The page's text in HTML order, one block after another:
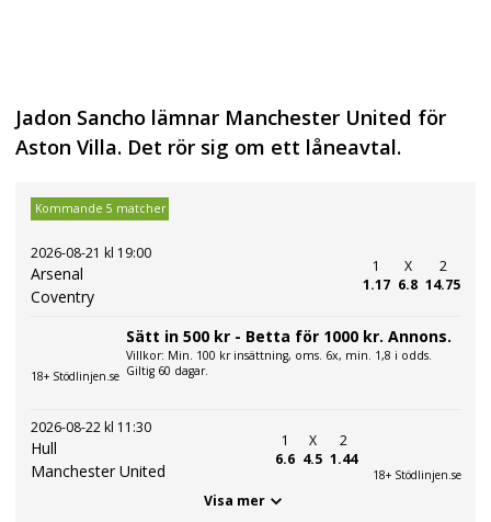
Jadon Sancho lämnar Manchester United för
Aston Villa. Det rör sig om ett låneavtal.
Kommande 5 matcher
2026-08-21 kl 19:00
Arsenal
Coventry
1
1.17
X
6.8
2
14.75
18+ Stödlinjen.se
Sätt in 500 kr - Betta för 1000 kr. Annons.
Villkor: Min. 100 kr insättning, oms. 6x, min. 1,8 i odds.
Giltig 60 dagar.
2026-08-22 kl 11:30
Hull
Manchester United
1
6.6
X
4.5
2
1.44
18+ Stödlinjen.se
Visa mer